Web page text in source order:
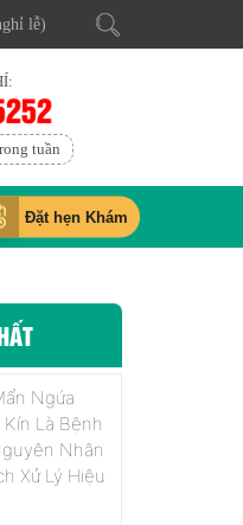
lễ)
tuần
Đặt hẹn Khám
Ngứa
Là Bệnh
Nhân
Xử Lý Hiệu